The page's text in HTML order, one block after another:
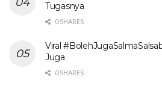
Tugasnya
0 SHARES
Viral
Juga
0 SHARES